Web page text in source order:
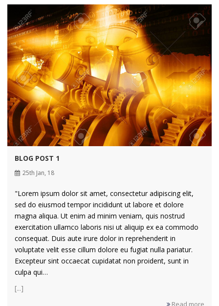
BLOG POST 1
25th Jan, 18
"Lorem ipsum dolor sit amet, consectetur adipiscing elit,
sed do eiusmod tempor incididunt ut labore et dolore
magna aliqua. Ut enim ad minim veniam, quis nostrud
exercitation ullamco laboris nisi ut aliquip ex ea commodo
consequat. Duis aute irure dolor in reprehenderit in
voluptate velit esse cillum dolore eu fugiat nulla pariatur.
Excepteur sint occaecat cupidatat non proident, sunt in
culpa qui…
[...]
Read more